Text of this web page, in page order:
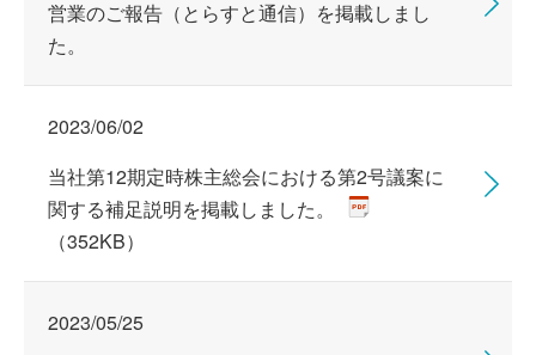
営業のご報告（とらすと通信）を掲載しまし
た。
2023/06/02
当社第12期定時株主総会における第2号議案に
関する補足説明を掲載しました。
（352KB）
2023/05/25